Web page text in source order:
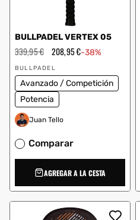
BULLPADEL VERTEX 05
Precio
habitual
339,95 € Precio
oferta
208,95 €-38%
Proveedor:
BULLPADEL
Avanzado / Competición
Potencia
Juan Tello
Comparar
AGREGAR A LA CESTA